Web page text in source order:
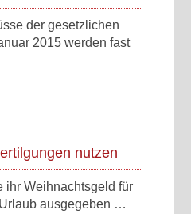
der gesetzlichen
2015 werden fast
nutzen
ihr Weihnachtsgeld für
ausgegeben …